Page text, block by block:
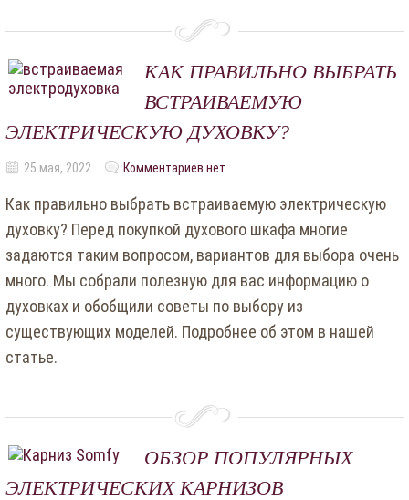
КАК ПРАВИЛЬНО ВЫБРАТЬ
ВСТРАИВАЕМУЮ
ЭЛЕКТРИЧЕСКУЮ ДУХОВКУ?
25 мая, 2022 Комментариев нет
Как правильно выбрать встраиваемую электрическую
духовку? Перед покупкой духового шкафа многие
задаются таким вопросом, вариантов для выбора очень
много. Мы собрали полезную для вас информацию о
духовках и обобщили советы по выбору из
существующих моделей. Подробнее об этом в нашей
статье.
ОБЗОР ПОПУЛЯРНЫХ
ЭЛЕКТРИЧЕСКИХ КАРНИЗОВ